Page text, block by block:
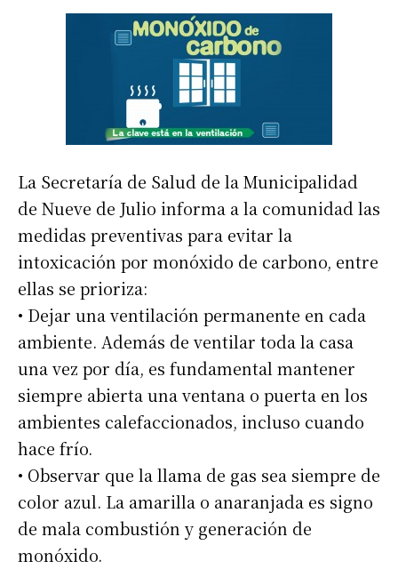
La Secretaría de Salud de la Municipalidad
de Nueve de Julio informa a la comunidad las
medidas preventivas para evitar la
intoxicación por monóxido de carbono, entre
ellas se prioriza:
• Dejar una ventilación permanente en cada
ambiente. Además de ventilar toda la casa
una vez por día, es fundamental mantener
siempre abierta una ventana o puerta en los
ambientes calefaccionados, incluso cuando
hace frío.
• Observar que la llama de gas sea siempre de
color azul. La amarilla o anaranjada es signo
de mala combustión y generación de
monóxido.